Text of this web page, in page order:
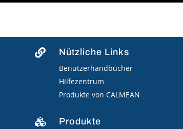
 Nützliche Links
Benutzerhandbücher
Hilfezentrum
Produkte von CALMEAN
 Produkte